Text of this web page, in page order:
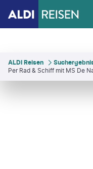
ALDI Reisen
Per Rad & Schiff mit MS De